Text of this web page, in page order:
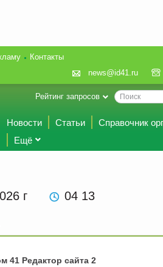
Контакты
news@id41.ru
Рейтинг запросов
Новости Статьи
Справочник
Ещё
г 04 13
41 Редактор сайта 2